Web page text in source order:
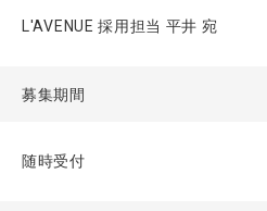
L'AVENUE 採用担当 平井 宛
募集期間
随時受付